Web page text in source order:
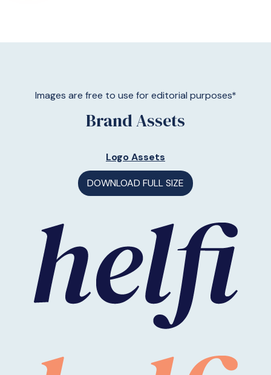
Images are free to use for editorial purposes*
Brand Assets
Logo Assets
DOWNLOAD FULL SIZE